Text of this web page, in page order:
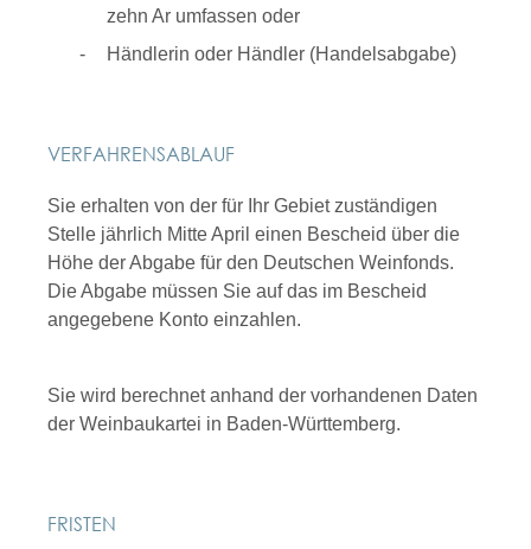
zehn Ar umfassen oder
Händlerin oder Händler (Handelsabgabe)
VERFAHRENSABLAUF
Sie erhalten von der für Ihr Gebiet zuständigen
Stelle jährlich Mitte April einen Bescheid über die
Höhe der Abgabe für den Deutschen Weinfonds.
Die Abgabe müssen Sie auf das im Bescheid
angegebene Konto einzahlen.
Sie wird berechnet anhand der vorhandenen Daten
der Weinbaukartei in Baden-Württemberg.
FRISTEN